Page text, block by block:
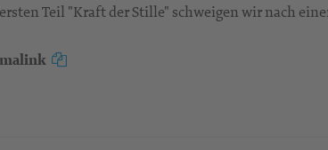
Teil "Kraft der Stille" schweigen wir nach